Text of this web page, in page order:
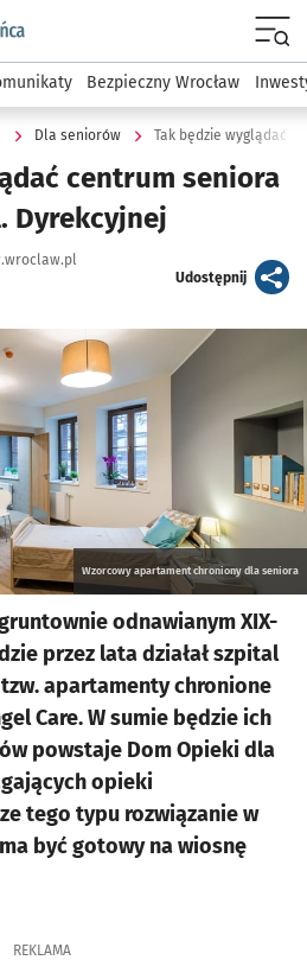
podserwis: Dla mieszkańca
Bezpieczny Wrocław
Dla seniorów Tak będzie wyglądać
centrum seniora
Dyrekcyjnej
Udostępnijartykuł
Wzorcowy apartament chroniony dla seniora
odnawianym XIX-
przez lata działał szpital
apartamenty chronione
Care. W sumie będzie ich
powstaje Dom Opieki dla
opieki
tego typu rozwiązanie w
być gotowy na wiosnę
REKLAMA